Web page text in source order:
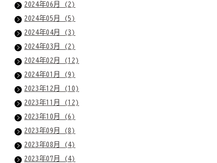
2024年06月 (2)
2024年05月 (5)
2024年04月 (3)
2024年03月 (2)
2024年02月 (12)
2024年01月 (9)
2023年12月 (10)
2023年11月 (12)
2023年10月 (6)
2023年09月 (8)
2023年08月 (4)
2023年07月 (4)